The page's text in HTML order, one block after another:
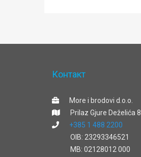
Контакт
More i brodovi d.o.o.
Prilaz Gjure Deželića
+385 1 488 2200
OIB: 23293346521
MB: 02128012 000